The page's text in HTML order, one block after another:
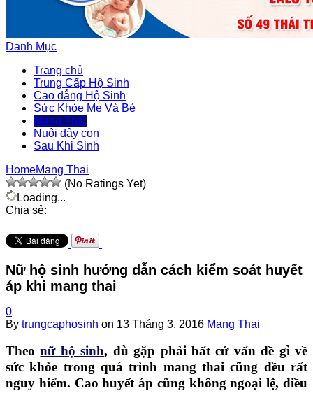
Danh Mục
Trang chủ
Trung Cấp Hộ Sinh
Cao đẳng Hộ Sinh
Sức Khỏe Mẹ Và Bé
Mang Thai
Nuôi dậy con
Sau Khi Sinh
HomeMang Thai
(No Ratings Yet)
Loading...
Chia sẻ:
Nữ hộ sinh hướng dẫn cách kiểm soát huyết
áp khi mang thai
0
By trungcaphosinh on 13 Tháng 3, 2016 Mang Thai
Theonữ hộ sinh, dù gặp phải bất cứ vấn đề gì về
sức khỏe trong quá trình mang thai cũng đều rất
nguy hiểm. Cao huyết áp cũng không ngoại lệ, điều